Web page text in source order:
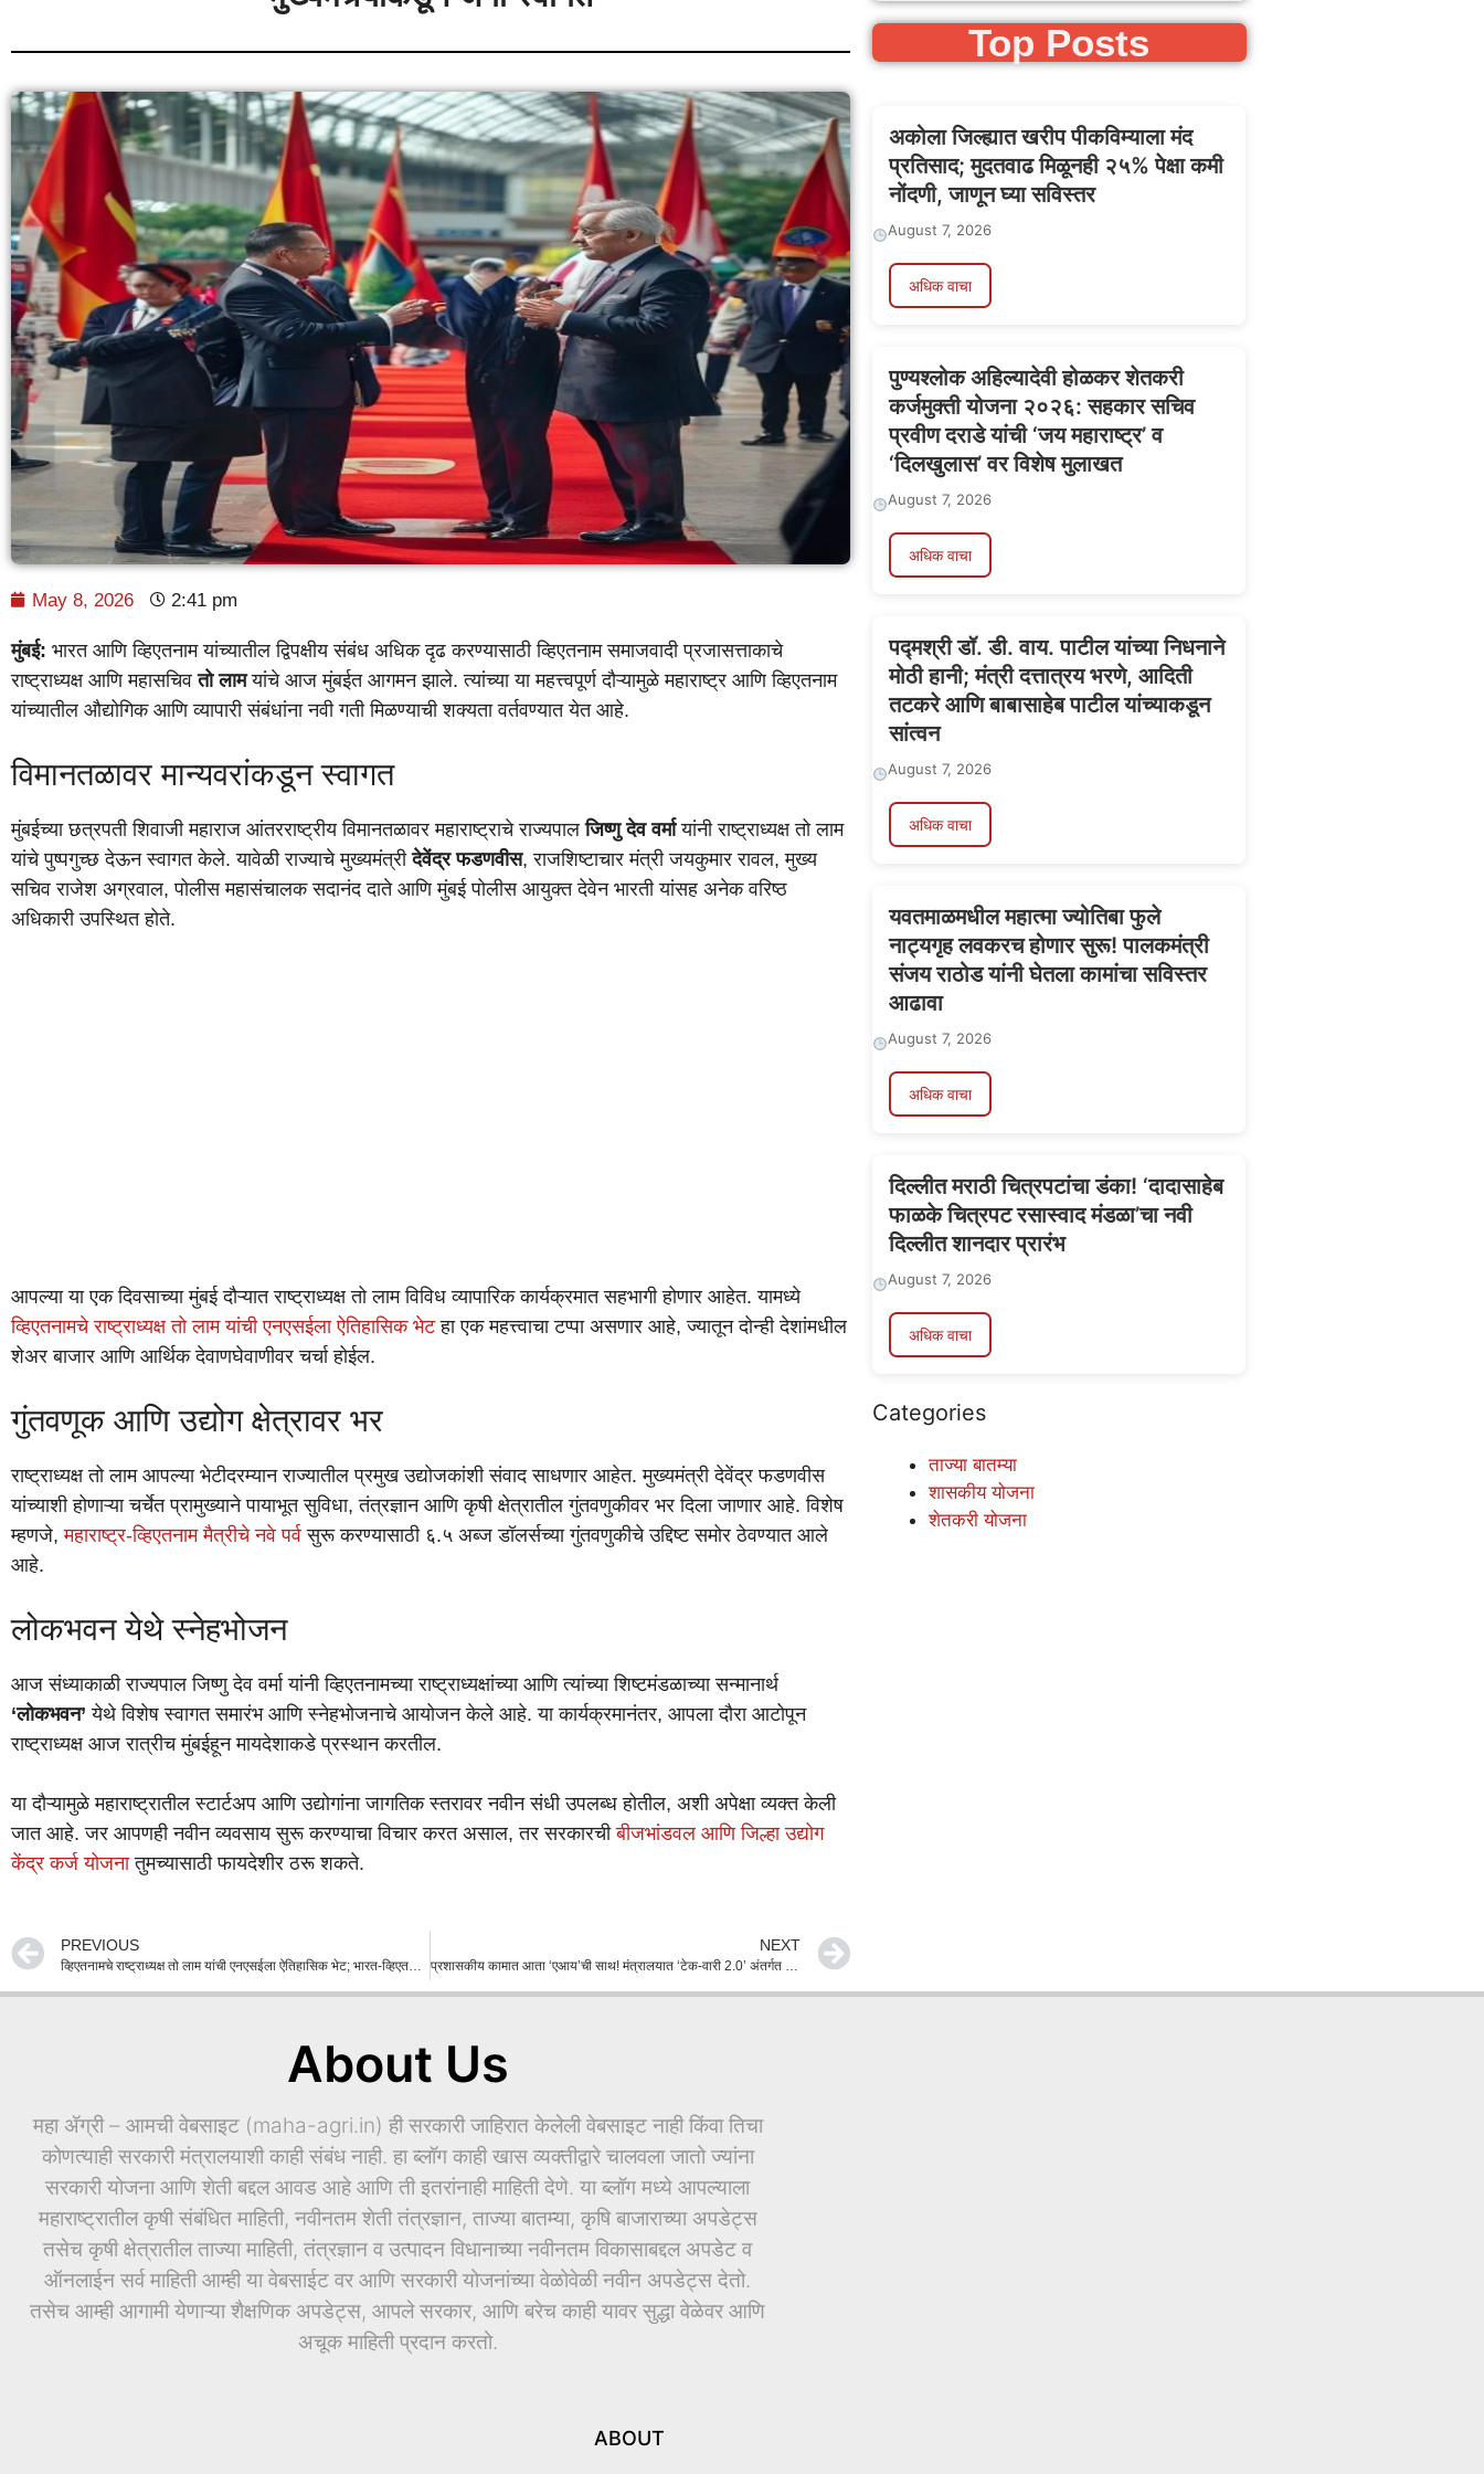
May 8, 2026 2:41 pm
मुंबई: भारत आणि व्हिएतनाम यांच्यातील द्विपक्षीय संबंध अधिक दृढ करण्यासाठी व्हिएतनाम समाजवादी प्रजासत्ताकाचे
राष्ट्राध्यक्ष आणि महासचिवतो लामयांचे आज मुंबईत आगमन झाले. त्यांच्या या महत्त्वपूर्ण दौऱ्यामुळे महाराष्ट्र आणि व्हिएतनाम
यांच्यातील औद्योगिक आणि व्यापारी संबंधांना नवी गती मिळण्याची शक्यता वर्तवण्यात येत आहे.
विमानतळावर मान्यवरांकडून स्वागत
मुंबईच्या छत्रपती शिवाजी महाराज आंतरराष्ट्रीय विमानतळावर महाराष्ट्राचे राज्यपालजिष्णु देव वर्मायांनी राष्ट्राध्यक्ष तो लाम
यांचे पुष्पगुच्छ देऊन स्वागत केले. यावेळी राज्याचे मुख्यमंत्रीदेवेंद्र फडणवीस, राजशिष्टाचार मंत्री जयकुमार रावल, मुख्य
सचिव राजेश अग्रवाल, पोलीस महासंचालक सदानंद दाते आणि मुंबई पोलीस आयुक्त देवेन भारती यांसह अनेक वरिष्ठ
अधिकारी उपस्थित होते.
आपल्या या एक दिवसाच्या मुंबई दौऱ्यात राष्ट्राध्यक्ष तो लाम विविध व्यापारिक कार्यक्रमात सहभागी होणार आहेत. यामध्ये
व्हिएतनामचे राष्ट्राध्यक्ष तो लाम यांची एनएसईला ऐतिहासिक भेटहा एक महत्त्वाचा टप्पा असणार आहे, ज्यातून दोन्ही देशांमधील
शेअर बाजार आणि आर्थिक देवाणघेवाणीवर चर्चा होईल.
गुंतवणूक आणि उद्योग क्षेत्रावर भर
राष्ट्राध्यक्ष तो लाम आपल्या भेटीदरम्यान राज्यातील प्रमुख उद्योजकांशी संवाद साधणार आहेत. मुख्यमंत्री देवेंद्र फडणवीस
यांच्याशी होणाऱ्या चर्चेत प्रामुख्याने पायाभूत सुविधा, तंत्रज्ञान आणि कृषी क्षेत्रातील गुंतवणुकीवर भर दिला जाणार आहे. विशेष
म्हणजे,महाराष्ट्र-व्हिएतनाम मैत्रीचे नवे पर्व सुरू करण्यासाठी ६.५ अब्ज डॉलर्सच्या गुंतवणुकीचे उद्दिष्ट समोर ठेवण्यात आले
आहे.
लोकभवन येथे स्नेहभोजन
आज संध्याकाळी राज्यपाल जिष्णु देव वर्मा यांनी व्हिएतनामच्या राष्ट्राध्यक्षांच्या आणि त्यांच्या शिष्टमंडळाच्या सन्मानार्थ
‘लोकभवन’ येथे विशेष स्वागत समारंभ आणि स्नेहभोजनाचे आयोजन केले आहे. या कार्यक्रमानंतर, आपला दौरा आटोपून
राष्ट्राध्यक्ष आज रात्रीच मुंबईहून मायदेशाकडे प्रस्थान करतील.
या दौऱ्यामुळे महाराष्ट्रातील स्टार्टअप आणि उद्योगांना जागतिक स्तरावर नवीन संधी उपलब्ध होतील, अशी अपेक्षा व्यक्त केली
जात आहे. जर आपणही नवीन व्यवसाय सुरू करण्याचा विचार करत असाल, तर सरकारचीबीजभांडवल आणि जिल्हा उद्योग
केंद्र कर्ज योजनातुमच्यासाठी फायदेशीर ठरू शकते.
PREVIOUS NEXT
Top Posts
अकोला जिल्ह्यात खरीप पीकविम्याला मंद
प्रतिसाद; मुदतवाढ मिळूनही २५% पेक्षा कमी
नोंदणी, जाणून घ्या सविस्तर
August 7, 2026
अधिक वाचा
पुण्यश्लोक अहिल्यादेवी होळकर शेतकरी
कर्जमुक्ती योजना २०२६: सहकार सचिव
प्रवीण दराडे यांची ‘जय महाराष्ट्र’ व
‘दिलखुलास’ वर विशेष मुलाखत
August 7, 2026
अधिक वाचा
पद्मश्री डॉ. डी. वाय. पाटील यांच्या निधनाने
मोठी हानी; मंत्री दत्तात्रय भरणे, आदिती
तटकरे आणि बाबासाहेब पाटील यांच्याकडून
सांत्वन
August 7, 2026
अधिक वाचा
यवतमाळमधील महात्मा ज्योतिबा फुले
नाट्यगृह लवकरच होणार सुरू! पालकमंत्री
संजय राठोड यांनी घेतला कामांचा सविस्तर
आढावा
August 7, 2026
अधिक वाचा
दिल्लीत मराठी चित्रपटांचा डंका! ‘दादासाहेब
फाळके चित्रपट रसास्वाद मंडळा’चा नवी
दिल्लीत शानदार प्रारंभ
August 7, 2026
अधिक वाचा
Categories
ताज्या बातम्या
शासकीय योजना
शेतकरी योजना
About Us
महा ॲग्री – आमची वेबसाइट (maha-agri.in) ही सरकारी जाहिरात केलेली वेबसाइट नाही किंवा तिचा
कोणत्याही सरकारी मंत्रालयाशी काही संबंध नाही. हा ब्लॉग काही खास व्यक्तीद्वारे चालवला जातो ज्यांना
सरकारी योजना आणि शेती बद्दल आवड आहे आणि ती इतरांनाही माहिती देणे. या ब्लॉग मध्ये आपल्याला
महाराष्ट्रातील कृषी संबंधित माहिती, नवीनतम शेती तंत्रज्ञान, ताज्या बातम्या, कृषि बाजाराच्या अपडेट्स
तसेच कृषी क्षेत्रातील ताज्या माहिती, तंत्रज्ञान व उत्पादन विधानाच्या नवीनतम विकासाबद्दल अपडेट व
ऑनलाईन सर्व माहिती आम्ही या वेबसाईट वर आणि सरकारी योजनांच्या वेळोवेळी नवीन अपडेट्स देतो.
तसेच आम्ही आगामी येणाऱ्या शैक्षणिक अपडेट्स, आपले सरकार, आणि बरेच काही यावर सुद्धा वेळेवर आणि
अचूक माहिती प्रदान करतो.
ABOUT